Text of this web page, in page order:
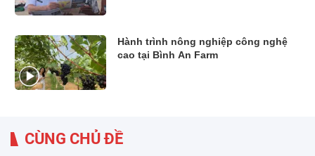
Hành trình nông nghiệp công nghệ
cao tại Bình An Farm
CÙNG CHỦ ĐỀ